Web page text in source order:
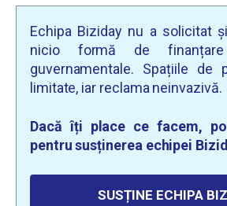
Echipa Biziday nu a solicitat
nicio formă de
guvernamentale. Spațiile de
limitate, iar reclama neinvazivă.
Dacă îți place ce facem,
pentru susținerea echipei
SUSȚINE ECHIPA